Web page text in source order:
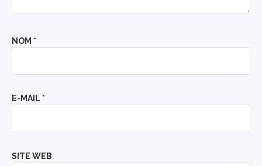
NOM *
E-MAIL *
SITE WEB